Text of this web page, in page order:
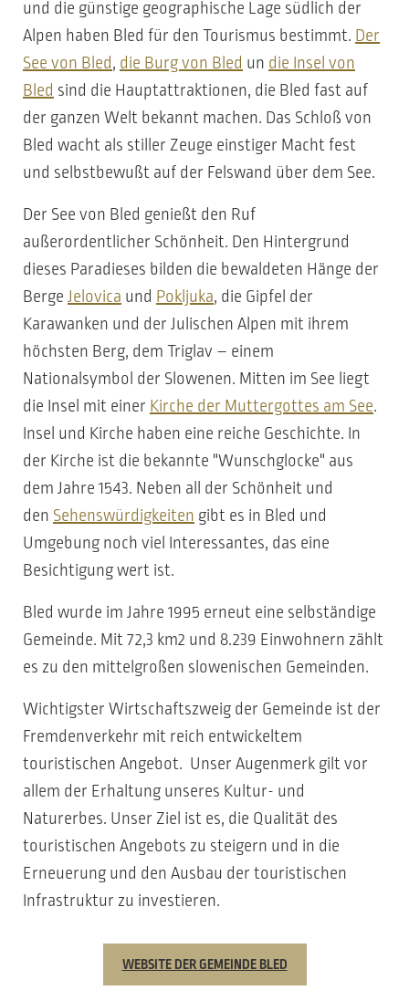
und die günstige geographische Lage südlich der
Alpen haben Bled für den Tourismus bestimmt. Der
See von Bled , die Burg von Bled un die Insel von
Bled sind die Hauptattraktionen, die Bled fast auf
der ganzen Welt bekannt machen. Das Schloß von
Bled wacht als stiller Zeuge einstiger Macht fest
und selbstbewußt auf der Felswand über dem See.
Der See von Bled genießt den Ruf
außerordentlicher Schönheit. Den Hintergrund
dieses Paradieses bilden die bewaldeten Hänge der
Berge Jelovica und Pokljuka, die Gipfel der
Karawanken und der Julischen Alpen mit ihrem
höchsten Berg, dem Triglav – einem
Nationalsymbol der Slowenen. Mitten im See liegt
die Insel mit einer Kirche der Muttergottes am See.
Insel und Kirche haben eine reiche Geschichte. In
der Kirche ist die bekannte "Wunschglocke" aus
dem Jahre 1543. Neben all der Schönheit und
den Sehenswürdigkeiten gibt es in Bled und
Umgebung noch viel Interessantes, das eine
Besichtigung wert ist.
Bled wurde im Jahre 1995 erneut eine selbständige
Gemeinde. Mit 72,3 km2 und 8.239 Einwohnern zählt
es zu den mittelgroßen slowenischen Gemeinden.
Wichtigster Wirtschaftszweig der Gemeinde ist der
Fremdenverkehr mit reich entwickeltem
touristischen Angebot. Unser Augenmerk gilt vor
allem der Erhaltung unseres Kultur- und
Naturerbes. Unser Ziel ist es, die Qualität des
touristischen Angebots zu steigern und in die
Erneuerung und den Ausbau der touristischen
Infrastruktur zu investieren.
WEBSITE DER GEMEINDE BLED